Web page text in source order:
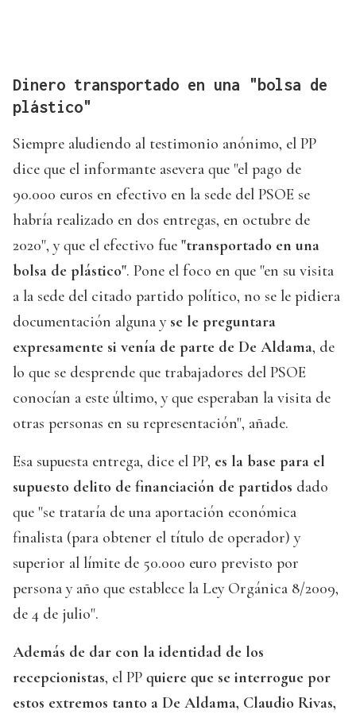
Dinero transportado en una "bolsa de
plástico"
Siempre aludiendo al testimonio anónimo, el PP
dice que el informante asevera que "el pago de
90.000 euros en efectivo en la sede del PSOE se
habría realizado en dos entregas, en octubre de
2020", y que el efectivo fue "transportado en una
bolsa de plástico". Pone el foco en que "en su visita
a la sede del citado partido político, no se le pidiera
documentación alguna y se le preguntara
expresamente si venía de parte de De Aldama, de
lo que se desprende que trabajadores del PSOE
conocían a este último, y que esperaban la visita de
otras personas en su representación", añade.
Esa supuesta entrega, dice el PP, es la base para el
supuesto delito de financiación de partidos dado
que "se trataría de una aportación económica
finalista (para obtener el título de operador) y
superior al límite de 50.000 euro previsto por
persona y año que establece la Ley Orgánica 8/2009,
de 4 de julio".
Además de dar con la identidad de los
recepcionistas, el PP quiere que se interrogue por
estos extremos tanto a De Aldama, Claudio Rivas,